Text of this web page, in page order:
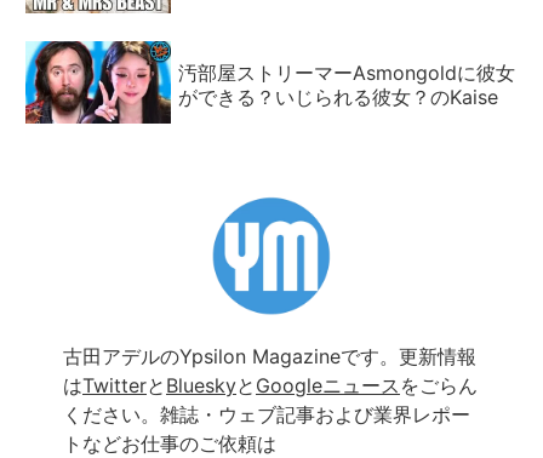
汚部屋ストリーマーAsmongoldに彼女
ができる？いじられる彼女？のKaise
古田アデルのYpsilon Magazineです。更新情報
はTwitterと Blueskyと Googleニュース をごらん
ください。雑誌・ウェブ記事および業界レポー
トなどお仕事のご依頼は